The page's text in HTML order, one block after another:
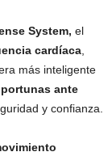
System, el
cardíaca
más inteligente
ante
y confianza.